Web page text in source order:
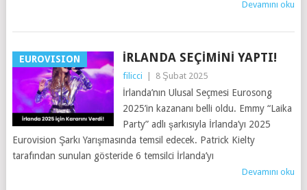
Devamını oku
EUROVISION İRLANDA SEÇIMINI YAPTI!
filicci 8 Şubat 2025
İrlanda’nın Ulusal Seçmesi Eurosong
2025’in kazananı belli oldu. Emmy “Laika
Party” adlı şarkısıyla İrlanda’yı 2025
Eurovision Şarkı Yarışmasında temsil edecek. Patrick Kielty
tarafından sunulan gösteride 6 temsilci İrlanda’yı
Devamını oku